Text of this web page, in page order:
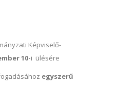
Képviselő-
10-i ülésére
egyszerű